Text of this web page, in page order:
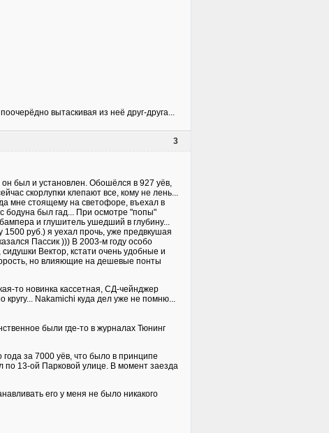
вытаскивая из неё друг-друга...
3
был и установлен. Обошёлся в 927 уёв,
скорлупки клепают все, кому не лень...
мне стоящему на светофоре, въехал в
бодуна был гад... При осмотре "попы"
и глушитель ушедший в глубину...
руб.) я уехал прочь, уже предвкушая
Пассик ))) В 2003-м году особо
Вектор, кстати очень удобные и
но влияющие на дешевые понты
то новинка кассетная, СД-чейнджер
кругу... Nakamichi куда дел уже не помню...
были где-то в журналах Тюнинг
за 7000 уёв, что было в принципе
по 13-ой Парковой улице. В момент заезда
его у меня не было никакого